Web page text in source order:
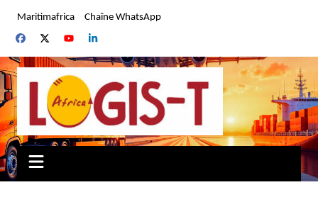
contenu
Maritimafrica Chaîne WhatsApp